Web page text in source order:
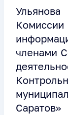
членами